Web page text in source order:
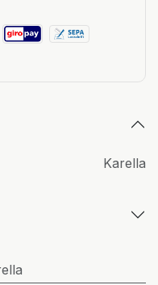
Karella